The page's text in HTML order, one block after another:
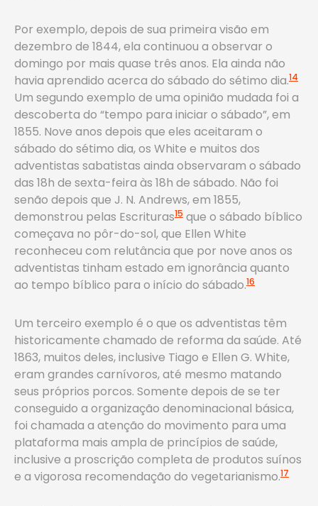
Por exemplo, depois de sua primeira visão em
dezembro de 1844, ela continuou a observar o
domingo por mais quase três anos. Ela ainda não
havia aprendido acerca do sábado do sétimo dia.14
Um segundo exemplo de uma opinião mudada foi a
descoberta do “tempo para iniciar o sábado”, em
1855. Nove anos depois que eles aceitaram o
sábado do sétimo dia, os White e muitos dos
adventistas sabatistas ainda observaram o sábado
das 18h de sexta-feira às 18h de sábado. Não foi
senão depois que J. N. Andrews, em 1855,
demonstrou pelas Escrituras15 que o sábado bíblico
começava no pôr-do-sol, que Ellen White
reconheceu com relutância que por nove anos os
adventistas tinham estado em ignorância quanto
ao tempo bíblico para o início do sábado.16
Um terceiro exemplo é o que os adventistas têm
historicamente chamado de reforma da saúde. Até
1863, muitos deles, inclusive Tiago e Ellen G. White,
eram grandes carnívoros, até mesmo matando
seus próprios porcos. Somente depois de se ter
conseguido a organização denominacional básica,
foi chamada a atenção do movimento para uma
plataforma mais ampla de princípios de saúde,
inclusive a proscrição completa de produtos suínos
e a vigorosa recomendação do vegetarianismo.17